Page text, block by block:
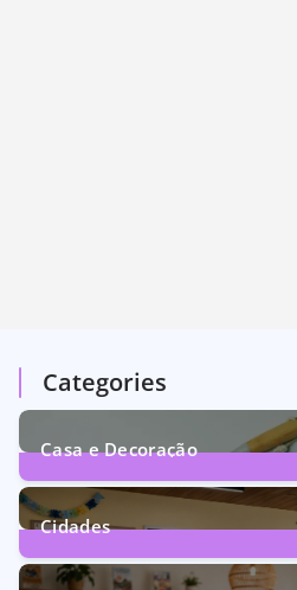
Categories
Casa e Decoração
1Post
Cidades
71